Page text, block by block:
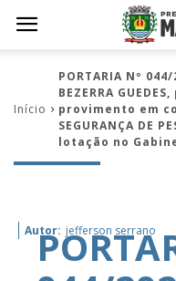
Início
PORTARIA Nº
BEZERRA
provimento em
SEGURANÇA DE
lotação no
Autor: jefferson serrano